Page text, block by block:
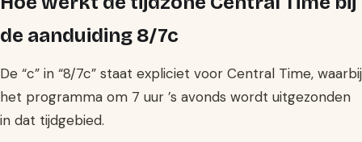
de aanduiding 8/7c
De “c” in “8/7c” staat expliciet voor Central Time, waarbij
het programma om 7 uur ’s avonds wordt uitgezonden
in dat tijdgebied.